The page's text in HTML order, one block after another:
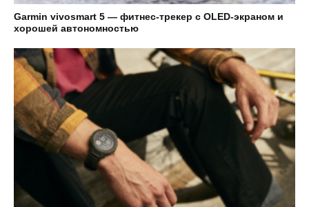
Garmin vivosmart 5 — фитнес-трекер с OLED-экраном и
хорошей автономностью